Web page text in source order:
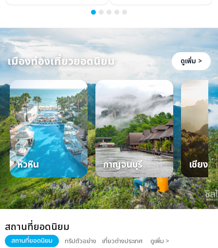
เมืองท่องเที่ยวยอดนิยม ดูเพิ่ม >
หัวหิน กาญจนบุรี เชียงใ
สถานที่ยอดนิยม
สถานที่ยอดนิยม ทริปตัวอย่าง เที่ยวต่างประเทศ ดูเพิ่ม >